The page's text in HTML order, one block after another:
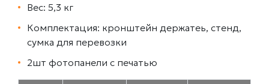
Вес: 5,3 кг
Комплектация: кронштейн держатеь, стенд,
сумка для перевозки
2шт фотопанели с печатью